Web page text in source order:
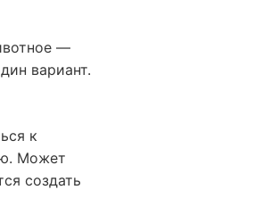
—
вариант.
к
Может
создать